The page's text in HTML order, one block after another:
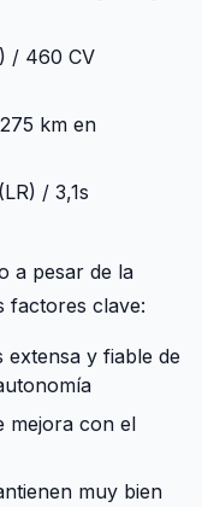
/ 460 CV
km en
/ 3,1s
a pesar de la
factores clave:
extensa y fiable de
mejora con el
muy bien